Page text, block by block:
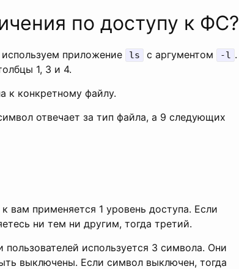
по доступу к ФС?
приложение ls с аргументом -l .
1, 3 и 4.
к конкретному файлу.
отвечает за тип файла, а 9 следующих
вам применяется 1 уровень доступа. Если
ни тем ни другим, тогда третий.
используется 3 символа. Они
выключены. Если символ выключен, тогда